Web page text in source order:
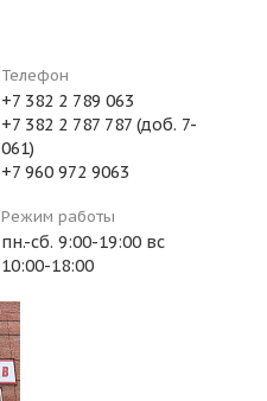
Телефон
+7 382 2 789 063
+7 382 2 787 787 (доб. 7-
061)
+7 960 972 9063
Режим работы
пн.-сб. 9:00-19:00 вс
10:00-18:00